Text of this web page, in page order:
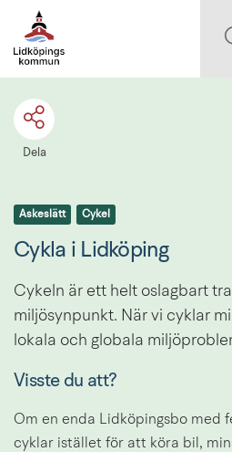
Dela
Askeslätt Cykel
Cykla i Lidköping
Cykeln är ett helt oslagbart
miljösynpunkt. När vi cyklar
lokala och globala
Visste du att?
Om en enda Lidköpingsbo med
cyklar istället för att köra bil,